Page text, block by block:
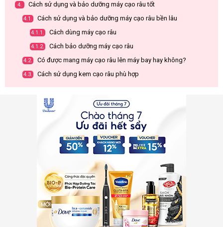
4. Cách sử dụng và bảo dưỡng máy cạo râu tốt
4.1. Cách sử dụng và bảo dưỡng máy cạo râu bền lâu
4.1.1. Cách dùng máy cạo râu
4.1.2. Cách bảo dưỡng máy cạo râu
4.2. Có được mang máy cạo râu lên máy bay hay không?
4.3. Cách sử dụng kem cạo râu phù hợp